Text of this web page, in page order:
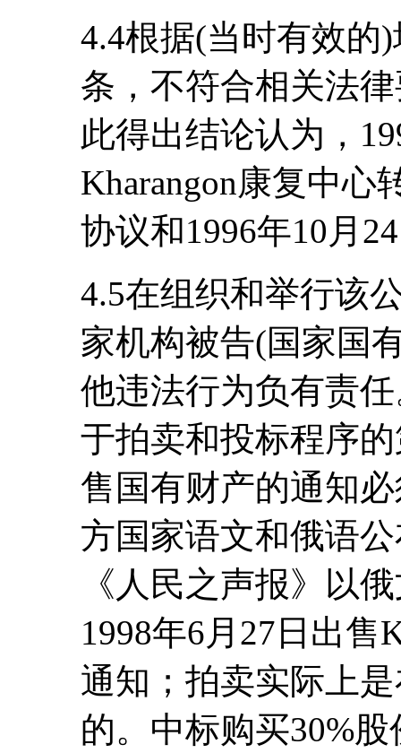
4.4根据(当时有效的
条，不符合相关法
此得出结论认为，
Kharangon康复中心
协议和1996年10月
4.5在组织和举行该
家机构被告(国家国
他违法行为负有责
于拍卖和投标程序
售国有财产的通知
方国家语文和俄语
《人民之声报》以
1998年6月27日出售
通知；拍卖实际上
的。中标购买30%